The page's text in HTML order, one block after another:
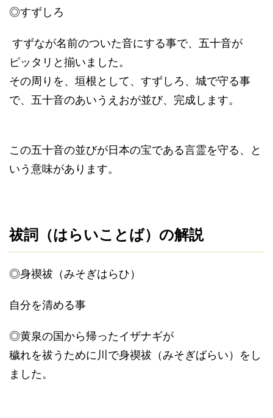
◎すずしろ
すずなが名前のついた音にする事で、五十音が
ピッタリと揃いました。
その周りを、垣根として、すずしろ、城で守る事
で、五十音のあいうえおが並び、完成します。
この五十音の並びが日本の宝である言霊を守る、と
いう意味があります。
祓詞（はらいことば）の解説
◎身禊祓（みそぎはらひ）
自分を清める事
◎黄泉の国から帰ったイザナギが
穢れを祓うために川で身禊祓（みそぎばらい）をし
ました。